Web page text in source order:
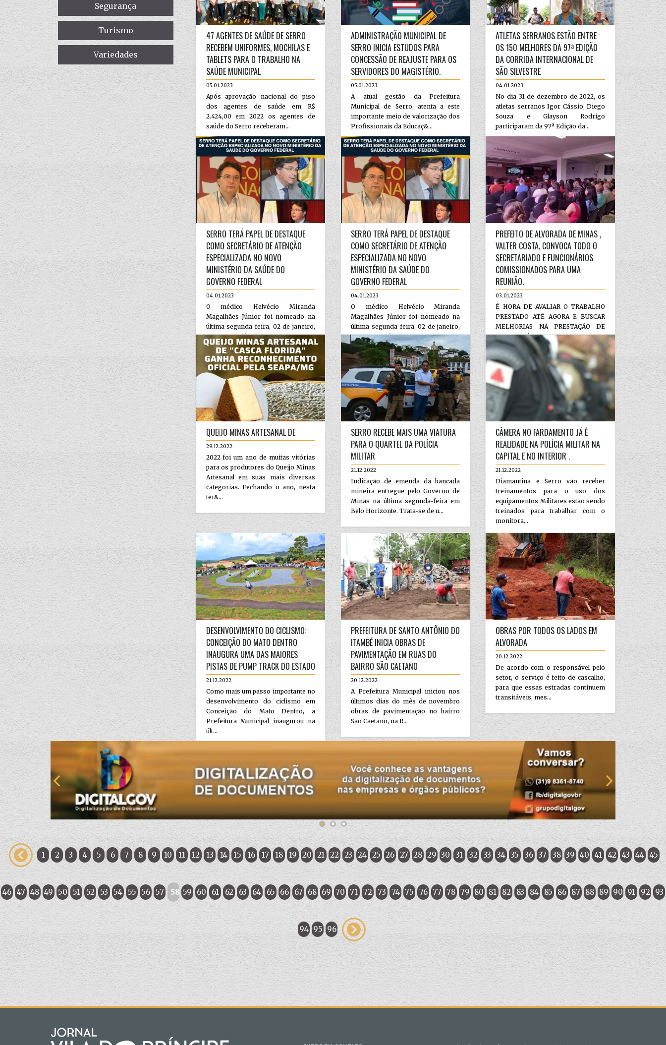
Segurança
Turismo
Variedades
47 AGENTES DE SAÚDE DE SERRO
RECEBEM UNIFORMES, MOCHILAS E
TABLETS PARA O TRABALHO NA
SAÚDE MUNICIPAL
05.01.2023
Após aprovação nacional do piso
dos agentes de saúde em R$
2.424,00 em 2022 os agentes de
saúde do Serro receberam...
ADMINISTRAÇÃO MUNICIPAL DE
SERRO INICIA ESTUDOS PARA
CONCESSÃO DE REAJUSTE PARA OS
SERVIDORES DO MAGISTÉRIO.
05.01.2023
A atual gestão da Prefeitura
Municipal de Serro, atenta a este
importante meio de valorização dos
Profissionais da Educaç&...
ATLETAS SERRANOS ESTÃO ENTRE
OS 150 MELHORES DA 97ª EDIÇÃO
DA CORRIDA INTERNACIONAL DE
SÃO SILVESTRE
04.01.2023
No dia 31 de dezembro de 2022, os
atletas serranos Igor Cássio, Diego
Souza e Glayson Rodrigo
participaram da 97ª Edição da...
SERRO TERÁ PAPEL DE DESTAQUE
COMO SECRETÁRIO DE ATENÇÃO
ESPECIALIZADA NO NOVO
MINISTÉRIO DA SAÚDE DO
GOVERNO FEDERAL
04.01.2023
O médico Helvécio Miranda
Magalhães Júnior foi nomeado na
última segunda-feira, 02 de janeiro,
como Secretár...
SERRO TERÁ PAPEL DE DESTAQUE
COMO SECRETÁRIO DE ATENÇÃO
ESPECIALIZADA NO NOVO
MINISTÉRIO DA SAÚDE DO
GOVERNO FEDERAL
04.01.2023
O médico Helvécio Miranda
Magalhães Júnior foi nomeado na
última segunda-feira, 02 de janeiro,
como Secretár...
PREFEITO DE ALVORADA DE MINAS ,
VALTER COSTA, CONVOCA TODO O
SECRETARIADO E FUNCIONÁRIOS
COMISSIONADOS PARA UMA
REUNIÃO.
03.01.2023
É HORA DE AVALIAR O TRABALHO
PRESTADO ATÉ AGORA E BUSCAR
MELHORIAS NA PRESTAÇÃO DE
SERVIÇOS À POPULAÇ...
QUEIJO MINAS ARTESANAL DE
29.12.2022
2022 foi um ano de muitas vitórias
para os produtores do Queijo Minas
Artesanal em suas mais diversas
categorias. Fechando o ano, nesta
ter&...
SERRO RECEBE MAIS UMA VIATURA
PARA O QUARTEL DA POLÍCIA
MILITAR
21.12.2022
Indicação de emenda da bancada
mineira entregue pelo Governo de
Minas na última segunda-feira em
Belo Horizonte. Trata-se de u...
CÂMERA NO FARDAMENTO JÁ É
REALIDADE NA POLÍCIA MILITAR NA
CAPITAL E NO INTERIOR .
21.12.2022
Diamantina e Serro vão receber
treinamentos para o uso dos
equipamentos Militares estão sendo
treinados para trabalhar com o
monitora...
DESENVOLVIMENTO DO CICLISMO:
CONCEIÇÃO DO MATO DENTRO
INAUGURA UMA DAS MAIORES
PISTAS DE PUMP TRACK DO ESTADO
21.12.2022
Como mais um passo importante no
desenvolvimento do ciclismo em
Conceição do Mato Dentro, a
Prefeitura Municipal inaugurou na
últ...
PREFEITURA DE SANTO ANTÔNIO DO
ITAMBÉ INICIA OBRAS DE
PAVIMENTAÇÃO EM RUAS DO
BAIRRO SÃO CAETANO
20.12.2022
A Prefeitura Municipal iniciou nos
últimos dias do mês de novembro
obras de pavimentação no bairro
São Caetano, na R...
OBRAS POR TODOS OS LADOS EM
ALVORADA
20.12.2022
De acordo com o responsável pelo
setor, o serviço é feito de cascalho,
para que essas estradas continuem
transitáveis, mes...
1 2 3 4 5 6 7 8 9 10 11 12 13 14 15 16 17 18 19 20 21 22 23 24 25 26 27 28 29 30 31 32 33 34 35 36 37 38 39 40 41 42 43 44 45
46 47 48 49 50 51 52 53 54 55 56 57 58 59 60 61 62 63 64 65 66 67 68 69 70 71 72 73 74 75 76 77 78 79 80 81 82 83 84 85 86 87 88 89 90 91 92 93
94 95 96